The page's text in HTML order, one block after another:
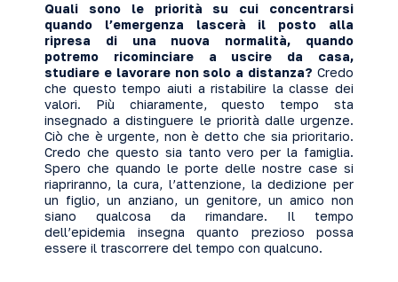
Quali sono le priorità su cui concentrarsi
quando l’emergenza lascerà il posto alla
ripresa di una nuova normalità, quando
potremo ricominciare a uscire da casa,
studiare e lavorare non solo a distanza? Credo
che questo tempo aiuti a ristabilire la classe dei
valori. Più chiaramente, questo tempo sta
insegnado a distinguere le priorità dalle urgenze.
Ciò che è urgente, non è detto che sia prioritario.
Credo che questo sia tanto vero per la famiglia.
Spero che quando le porte delle nostre case si
riapriranno, la cura, l’attenzione, la dedizione per
un figlio, un anziano, un genitore, un amico non
siano qualcosa da rimandare. Il tempo
dell’epidemia insegna quanto prezioso possa
essere il trascorrere del tempo con qualcuno.